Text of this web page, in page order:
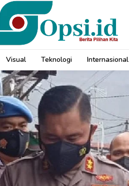
Visual Teknologi Internasional